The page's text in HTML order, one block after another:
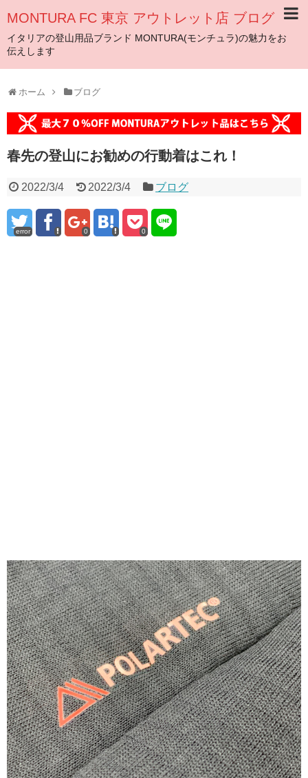
MONTURA FC 東京 アウトレット店 ブログ
イタリアの登山用品ブランド MONTURA(モンチュラ)の魅力をお
伝えします
ホーム ブログ
春先の登山にお勧めの行動着はこれ！
2022/3/4 2022/3/4 ブログ
error 0 0